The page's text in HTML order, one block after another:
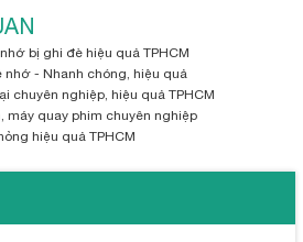
bị ghi đè hiệu quả TPHCM
nhớ - Nhanh chóng, hiệu quả
chuyên nghiệp, hiệu quả TPHCM
quay phim chuyên nghiệp
hiệu quả TPHCM